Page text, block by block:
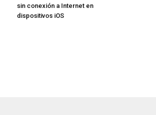
sin conexión a Internet en
dispositivos iOS